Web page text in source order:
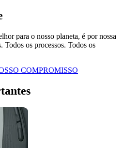
para o nosso planeta, é por nossa
Todos os processos. Todos os
COMPROMISSO